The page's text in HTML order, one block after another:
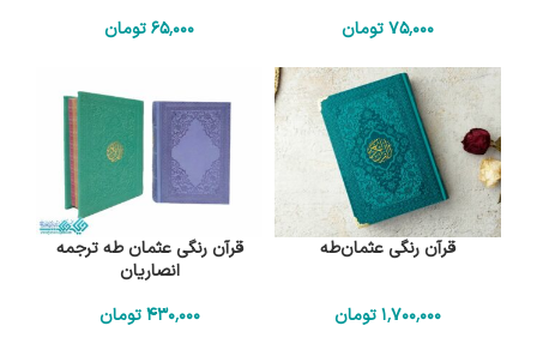
75٬000تومان 65٬000تومان
قرآن رنگی عثمان‌طه
1٬700٬000تومان
قرآن رنگی عثمان طه ترجمه
انصاریان
430٬000 تومان